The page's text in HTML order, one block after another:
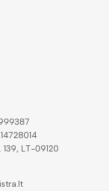
139, LT-09120